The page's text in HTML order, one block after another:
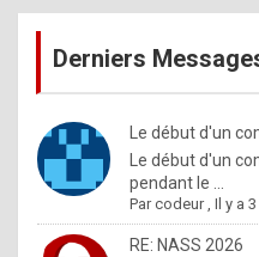
publications
Derniers
Le début d'un
Le début d'un
pendant le ...
Parcodeur,Il y a
RE: NASS 2026